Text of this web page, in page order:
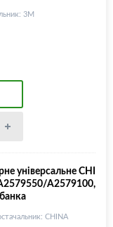
3M
універсальне CHI
A2579100,
CHINA